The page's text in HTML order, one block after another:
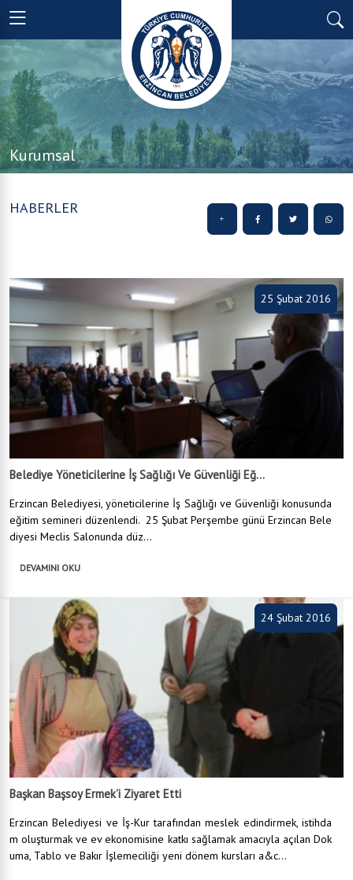
Kurumsal
HABERLER
25 Şubat 2016
Belediye Yöneticilerine İş Sağlığı Ve Güvenliği Eğ...
Erzincan Belediyesi, yöneticilerine İş Sağlığı ve Güvenliği konusunda
eğitim semineri düzenlendi. 25 Şubat Perşembe günü Erzincan Bele
diyesi Meclis Salonunda düz...
DEVAMINI OKU
24 Şubat 2016
Başkan Başsoy Ermek’i Ziyaret Etti
Erzincan Belediyesi ve İş-Kur tarafından meslek edindirmek, istihda
m oluşturmak ve ev ekonomisine katkı sağlamak amacıyla açılan Dok
uma, Tablo ve Bakır İşlemeciliği yeni dönem kursları a&c...